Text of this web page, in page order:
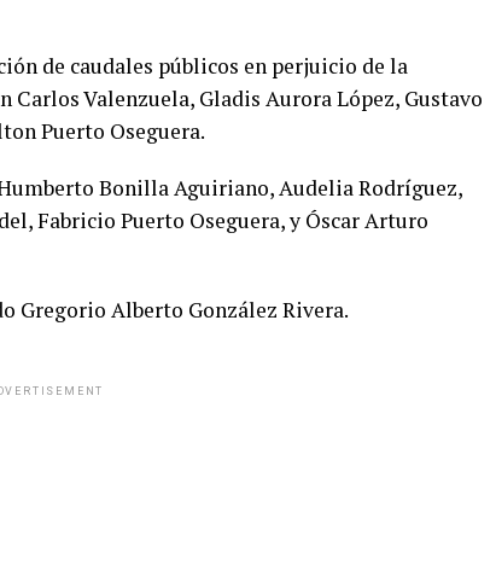
de caudales públicos en perjuicio de la
Valenzuela, Gladis Aurora López, Gustavo
Puerto Oseguera.
Bonilla Aguiriano, Audelia Rodríguez,
Fabricio Puerto Oseguera, y Óscar Arturo
Gregorio Alberto González Rivera.